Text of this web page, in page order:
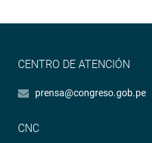
CENTRO DE ATENCIÓN
prensa@congreso.gob.pe
CNC